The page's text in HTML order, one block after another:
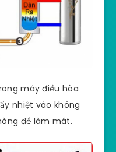
máy điều hòa
nhiệt vào không
để làm mát.